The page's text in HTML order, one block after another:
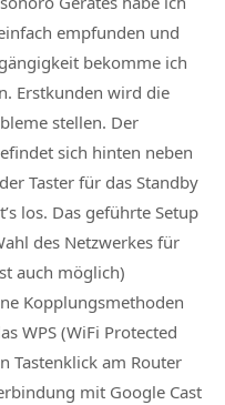
empfunden und
bekomme ich
Erstkunden wird die
stellen. Der
sich hinten neben
Taster für das Standby
los. Das geführte Setup
des Netzwerkes für
auch möglich)
Kopplungsmethoden
WPS (WiFi Protected
Tastenklick am Router
mit Google Cast